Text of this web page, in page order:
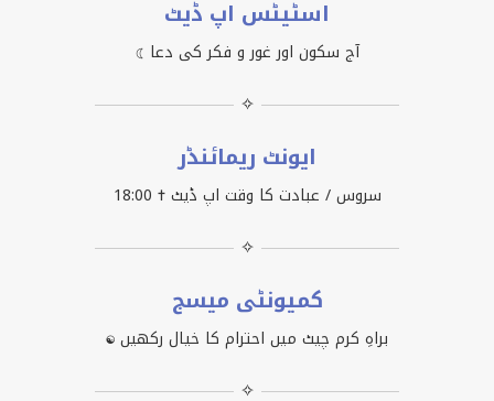
اسٹیٹس اپ ڈیٹ
آج سکون اور غور و فکر کی دعا ☾
✧
ایونٹ ریمائنڈر
سروس / عبادت کا وقت اپ ڈیٹ ✝ 18:00
✧
کمیونٹی میسج
براہِ کرم چیٹ میں احترام کا خیال رکھیں ☯
✧